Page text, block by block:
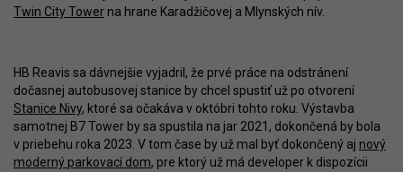
Twin City Tower na hrane Karadžičovej a Mlynských nív.
HB Reavis sa dávnejšie vyjadril, že prvé práce na odstránení
dočasnej autobusovej stanice by chcel spustiť už po otvorení
Stanice Nivy, ktoré sa očakáva v októbri tohto roku. Výstavba
samotnej B7 Tower by sa spustila na jar 2021, dokončená by bola
v priebehu roka 2023. V tom čase by už mal byť dokončený aj nový
moderný parkovací dom, pre ktorý už má developer k dispozícii